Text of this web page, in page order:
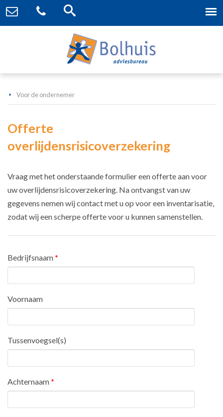
Voor de ondernemer
Offerte
overlijdensrisicoverzekering
Vraag met het onderstaande formulier een offerte aan voor
uw overlijdensrisicoverzekering. Na ontvangst van uw
gegevens nemen wij contact met u op voor een inventarisatie,
zodat wij een scherpe offerte voor u kunnen samenstellen.
Bedrijfsnaam *
Voornaam
Tussenvoegsel(s)
Achternaam *